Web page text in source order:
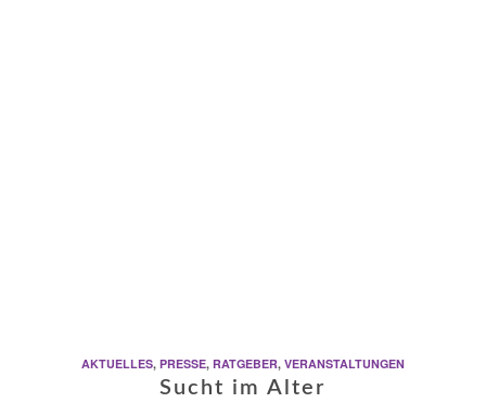
AKTUELLES, PRESSE, RATGEBER, VERANSTALTUNGEN
Sucht im Alter